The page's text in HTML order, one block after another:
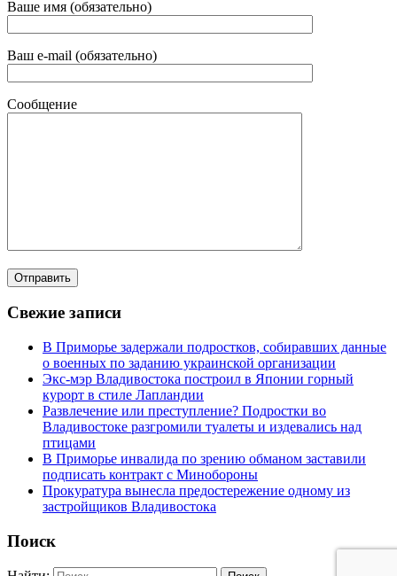
Ваше имя (обязательно)
Ваш e-mail (обязательно)
Сообщение
Свежие записи
В Приморье задержали подростков, собиравших данные
о военных по заданию украинской организации
Экс-мэр Владивостока построил в Японии горный
курорт в стиле Лапландии
Развлечение или преступление? Подростки во
Владивостоке разгромили туалеты и издевались над
птицами
В Приморье инвалида по зрению обманом заставили
подписать контракт с Минобороны
Прокуратура вынесла предостережение одному из
застройщиков Владивостока
Поиск